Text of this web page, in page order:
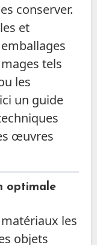
conserver.
et
tels
les
un guide
œuvres
optimale
matériaux les
objets